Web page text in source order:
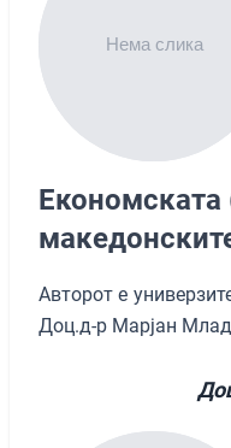
Економската
Авторот е
Доц.д-р Марјан